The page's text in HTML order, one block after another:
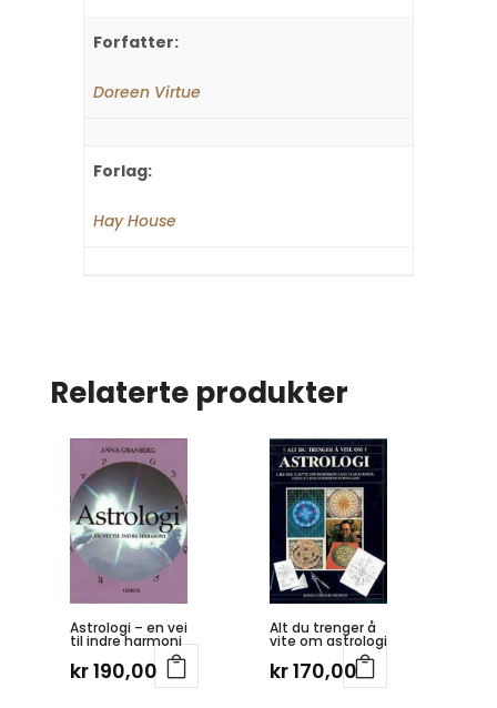
Forfatter:
Doreen Virtue
Forlag:
Hay House
Relaterte produkter
Astrologi – en vei
til indre harmoni
kr190,00
Alt du trenger å
vite om astrologi
kr170,00